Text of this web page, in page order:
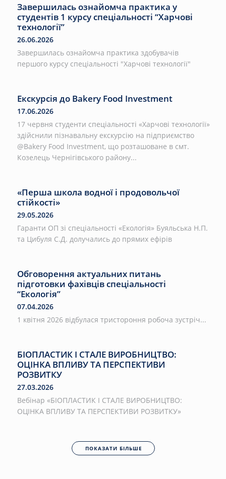
Завершилась ознайомча практика у
студентів 1 курсу спеціальності “Харчові
технології”
26.06.2026
Завершилась ознайомча практика здобувачів
першого курсу спеціальності "Харчові технології"
Екскурсія до Bakery Food Investment
17.06.2026
17 червня студенти спеціальності «Харчові технології»
здійснили пізнавальну екскурсію на підприємство
@Bakery Food Investment, що розташоване в смт.
Козелець Чернігівського району...
«Перша школа водної і продовольчої
стійкості»
29.05.2026
Гаранти ОП зі спеціальності «Екологія» Буяльська Н.П.
та Цибуля С.Д. долучались до прямих ефірів
Обговорення актуальних питань
підготовки фахівців спеціальності
“Екологія”
07.04.2026
1 квітня 2026 відбулася тристороння робоча зустріч...
БІОПЛАСТИК І СТАЛЕ ВИРОБНИЦТВО:
ОЦІНКА ВПЛИВУ ТА ПЕРСПЕКТИВИ
РОЗВИТКУ
27.03.2026
Вебінар «БІОПЛАСТИК І СТАЛЕ ВИРОБНИЦТВО:
ОЦІНКА ВПЛИВУ ТА ПЕРСПЕКТИВИ РОЗВИТКУ»
ПОКАЗАТИ БІЛЬШЕ